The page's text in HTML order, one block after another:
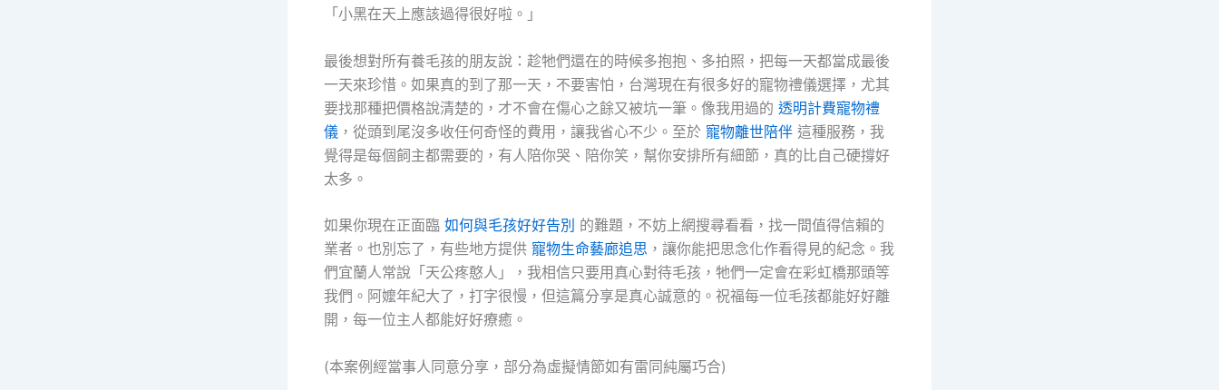
「小黑在天上應該過得很好啦。」
最後想對所有養毛孩的朋友說：趁牠們還在的時候多抱抱、多拍照，把每一天都當成最後
一天來珍惜。如果真的到了那一天，不要害怕，台灣現在有很多好的寵物禮儀選擇，尤其
要找那種把價格說清楚的，才不會在傷心之餘又被坑一筆。像我用過的 透明計費寵物禮
儀 ，從頭到尾沒多收任何奇怪的費用，讓我省心不少。至於 寵物離世陪伴 這種服務，我
覺得是每個飼主都需要的，有人陪你哭、陪你笑，幫你安排所有細節，真的比自己硬撐好
太多。
如果你現在正面臨 如何與毛孩好好告別 的難題，不妨上網搜尋看看，找一間值得信賴的
業者。也別忘了，有些地方提供 寵物生命藝廊追思 ，讓你能把思念化作看得見的紀念。我
們宜蘭人常說「天公疼憨人」，我相信只要用真心對待毛孩，牠們一定會在彩虹橋那頭等
我們。阿嬤年紀大了，打字很慢，但這篇分享是真心誠意的。祝福每一位毛孩都能好好離
開，每一位主人都能好好療癒。
(本案例經當事人同意分享，部分為虛擬情節如有雷同純屬巧合)